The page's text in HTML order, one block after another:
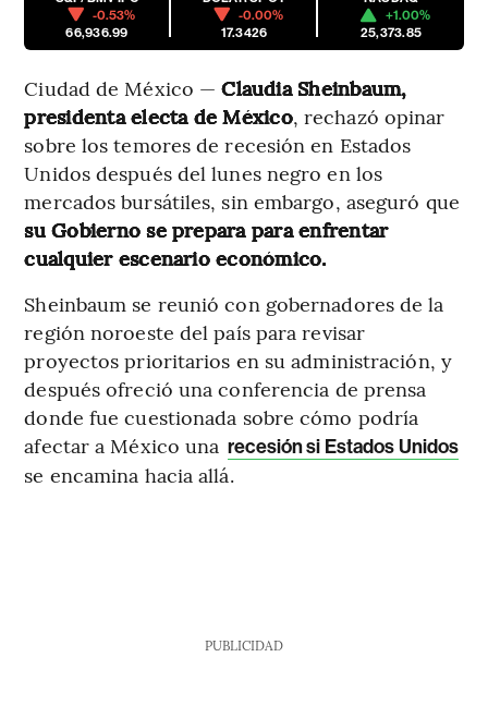
-0.53%
66,936.99
-0.00%
17.3426
+1.00%
25,373.85
Ciudad de México —Claudia Sheinbaum,
presidenta electa de México, rechazó opinar
sobre los temores de recesión en Estados
Unidos después del lunes negro en los
mercados bursátiles, sin embargo, aseguró que
su Gobierno se prepara para enfrentar
cualquier escenario económico.
Sheinbaum se reunió con gobernadores de la
región noroeste del país para revisar
proyectos prioritarios en su administración, y
después ofreció una conferencia de prensa
donde fue cuestionada sobre cómo podría
afectar a México una recesión si Estados Unidos
se encamina hacia allá.
PUBLICIDAD